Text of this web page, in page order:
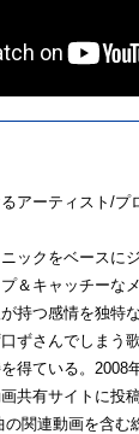
アーティスト/プ
ックをベースに
＆キャッチーな
が持つ感情を独特
ずさんでしまう
得ている。2008
共有サイトに投
の関連動画を含む